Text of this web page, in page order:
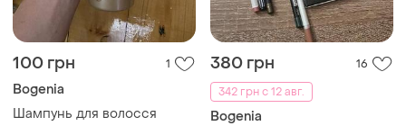
100 грн 1
Bogenia
Шампунь для волосся
380 грн
16
342 грн с 12 авг.
Bogenia